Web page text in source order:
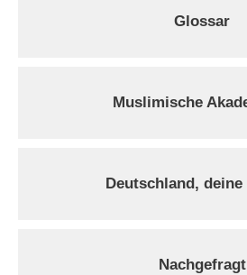
Glossar
Muslimische
Deutschland, deine
Nachgefragt